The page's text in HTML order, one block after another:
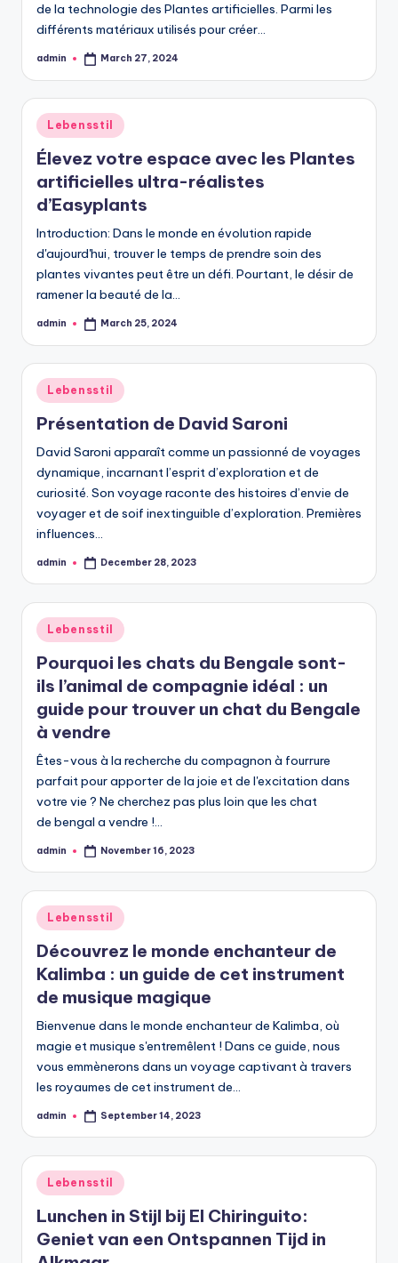
de la technologie des Plantes artificielles. Parmi les
différents matériaux utilisés pour créer…
Posted
admin March 27, 2024
Posted
in
Lebensstil
Élevez votre espace avec les Plantes
artificielles ultra-réalistes
d’Easyplants
Introduction: Dans le monde en évolution rapide
d'aujourd'hui, trouver le temps de prendre soin des
plantes vivantes peut être un défi. Pourtant, le désir de
ramener la beauté de la…
Posted
admin March 25, 2024
Posted
in
Lebensstil
Présentation de David Saroni
David Saroni apparaît comme un passionné de voyages
dynamique, incarnant l’esprit d’exploration et de
curiosité. Son voyage raconte des histoires d’envie de
voyager et de soif inextinguible d’exploration. Premières
influences…
Posted
admin December 28, 2023
Posted
in
Lebensstil
Pourquoi les chats du Bengale sont-
ils l’animal de compagnie idéal : un
guide pour trouver un chat du Bengale
à vendre
Êtes-vous à la recherche du compagnon à fourrure
parfait pour apporter de la joie et de l'excitation dans
votre vie ? Ne cherchez pas plus loin que les chat
de bengal a vendre !…
Posted
admin November 16, 2023
Posted
in
Lebensstil
Découvrez le monde enchanteur de
Kalimba : un guide de cet instrument
de musique magique
Bienvenue dans le monde enchanteur de Kalimba, où
magie et musique s'entremêlent ! Dans ce guide, nous
vous emmènerons dans un voyage captivant à travers
les royaumes de cet instrument de…
Posted
admin September 14, 2023
Posted
in
Lebensstil
Lunchen in Stijl bij El Chiringuito:
Geniet van een Ontspannen Tijd in